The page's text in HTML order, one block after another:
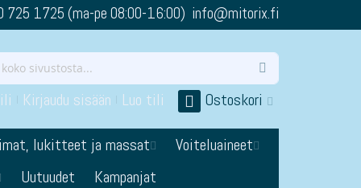
725 1725 (ma-pe 08:00-16:00) info@mitorix.fi
Ostoskori
Kirjaudu sisään Luo tili
lukitteet ja massat
Voiteluaineet
Uutuudet Kampanjat